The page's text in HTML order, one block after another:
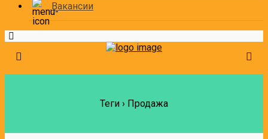
Вакансии
Теги › Продажа